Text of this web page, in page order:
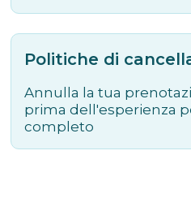
Politiche di
Annulla la tua
prima dell'esperienza
completo